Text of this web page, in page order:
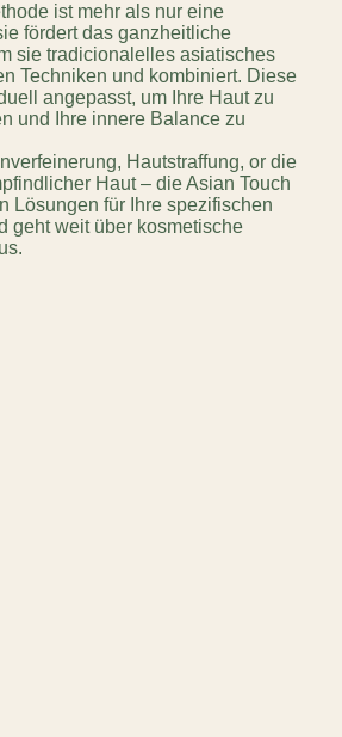
ist mehr als nur eine
fördert das ganzheitliche
sie tradicionalelles asiatisches
Techniken und kombiniert. Diese
angepasst, um Ihre Haut zu
und Ihre innere Balance zu
Hautstraffung, or die
Haut – die Asian Touch
Lösungen für Ihre spezifischen
geht weit über kosmetische